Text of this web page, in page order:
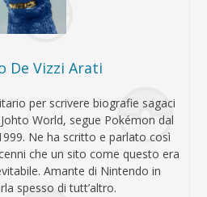
De Vizzi Arati
per scrivere biografie sagaci
World, segue Pokémon dal
Ne ha scritto e parlato così
che un sito come questo era
Amante di Nintendo in
spesso di tutt’altro.